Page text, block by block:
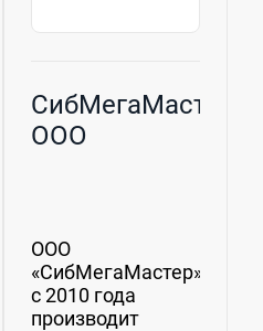
СибМегаМастер,
ООО
ООО
«СибМегаМастер»
с 2010 года
производит